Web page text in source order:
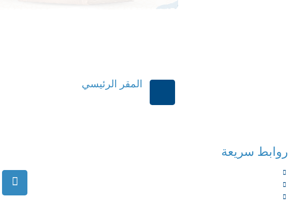
المقر الرئيسي
روابط سريعة